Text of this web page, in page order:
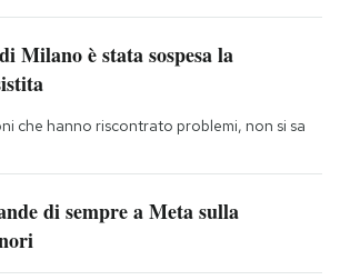
Milano è stata sospesa la
che hanno riscontrato problemi, non si sa
di sempre a Meta sulla